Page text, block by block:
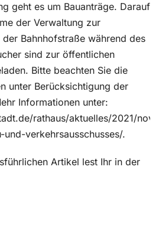
geht es um Bauanträge. Darauf
der Verwaltung zur
Bahnhofstraße während des
sind zur öffentlichen
Bitte beachten Sie die
unter Berücksichtigung der
Informationen unter:
rathaus/aktuelles/2021/
verkehrsausschusses/.
Artikel lest Ihr in der